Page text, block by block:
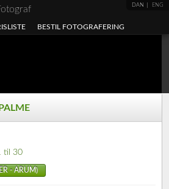
DAN ENG
BESTIL FOTOGRAFERING
til 30
- ARUM)